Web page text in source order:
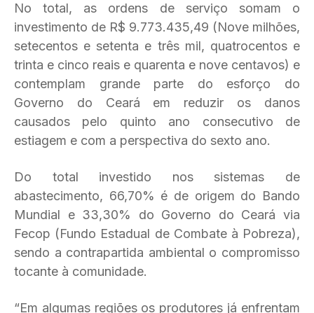
No total, as ordens de serviço somam o
investimento de R$ 9.773.435,49 (Nove milhões,
setecentos e setenta e três mil, quatrocentos e
trinta e cinco reais e quarenta e nove centavos) e
contemplam grande parte do esforço do
Governo do Ceará em reduzir os danos
causados pelo quinto ano consecutivo de
estiagem e com a perspectiva do sexto ano.
Do total investido nos sistemas de
abastecimento, 66,70% é de origem do Bando
Mundial e 33,30% do Governo do Ceará via
Fecop (Fundo Estadual de Combate à Pobreza),
sendo a contrapartida ambiental o compromisso
tocante à comunidade.
“Em algumas regiões os produtores já enfrentam